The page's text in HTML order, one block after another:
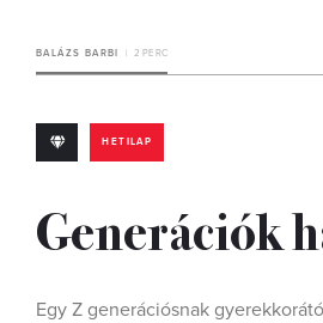
BALÁZS BARBI 2 PERC
HETILAP
Generációk
Egy Z generációsnak